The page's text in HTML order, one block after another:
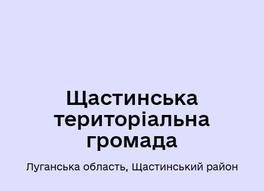
Щастинська
територіальна
громада
Луганська область, Щастинський район